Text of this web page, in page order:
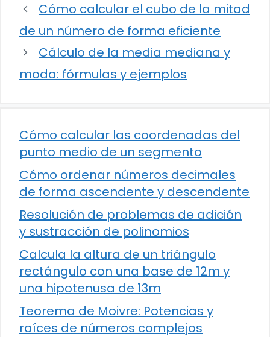
Cómo calcular el cubo de la mitad
de un número de forma eficiente
Cálculo de la media mediana y
moda: fórmulas y ejemplos
Cómo calcular las coordenadas del
punto medio de un segmento
Cómo ordenar números decimales
de forma ascendente y descendente
Resolución de problemas de adición
y sustracción de polinomios
Calcula la altura de un triángulo
rectángulo con una base de 12m y
una hipotenusa de 13m
Teorema de Moivre: Potencias y
raíces de números complejos